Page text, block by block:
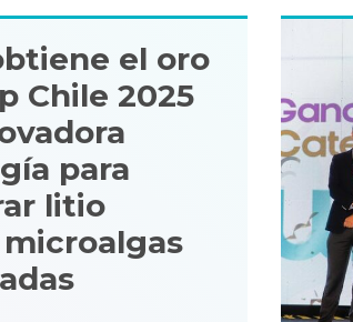
el oro
Chile 2025
para
litio